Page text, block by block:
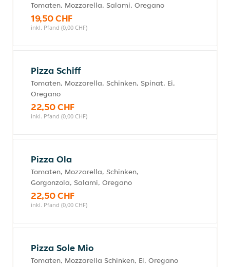
Tomaten, Mozzarella, Salami, Oregano
19,50 CHF
inkl. Pfand (0,00 CHF)
Pizza Schiff
Tomaten, Mozzarella, Schinken, Spinat, Ei,
Oregano
22,50 CHF
inkl. Pfand (0,00 CHF)
Pizza Ola
Tomaten, Mozzarella, Schinken,
Gorgonzola, Salami, Oregano
22,50 CHF
inkl. Pfand (0,00 CHF)
Pizza Sole Mio
Tomaten, Mozzarella Schinken, Ei, Oregano